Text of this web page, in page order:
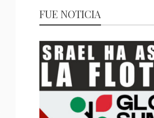
FUE NOTICIA